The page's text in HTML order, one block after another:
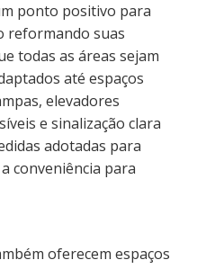
ponto positivo para
reformando suas
todas as áreas sejam
até espaços
elevadores
e sinalização clara
adotadas para
conveniência para
oferecem espaços